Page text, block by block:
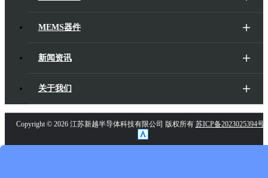
MEMS器件
新闻资讯
关于我们
Copyright © 2026 江苏新越半导体科技有限公司 版权所有 苏ICP备2023025394号-